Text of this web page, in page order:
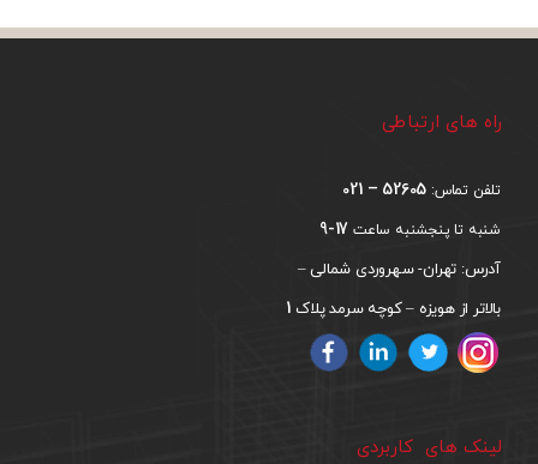
راه های ارتباطی
تلفن تماس: 52605 – 021
شنبه تا پنجشنبه ساعت 17-9
آدرس: تهران- سهروردی شمالی –
بالاتر از هویزه – کوچه سرمد پلاک 1
لینک های کاربردی